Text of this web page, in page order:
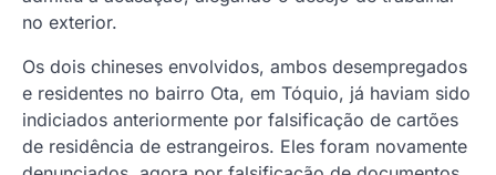
no exterior.
Os dois chineses envolvidos, ambos desempregados
e residentes no bairro Ota, em Tóquio, já haviam sido
indiciados anteriormente por falsificação de cartões
de residência de estrangeiros. Eles foram novamente